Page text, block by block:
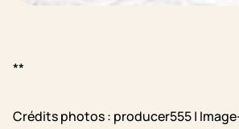
**
Crédits photos : producer555 |